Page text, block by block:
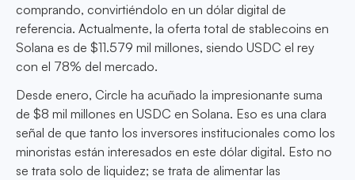
comprando, convirtiéndolo en un dólar digital de
referencia. Actualmente, la oferta total de stablecoins en
Solana es de $11.579 mil millones, siendo USDC el rey
con el 78% del mercado.
Desde enero, Circle ha acuñado la impresionante suma
de $8 mil millones en USDC en Solana. Eso es una clara
señal de que tanto los inversores institucionales como los
minoristas están interesados en este dólar digital. Esto no
se trata solo de liquidez; se trata de alimentar las